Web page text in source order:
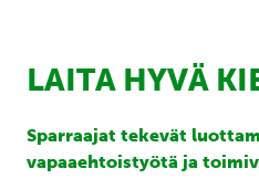
LAITA HYVÄ
Sparraajat tekevät
vapaaehtoistyötä ja